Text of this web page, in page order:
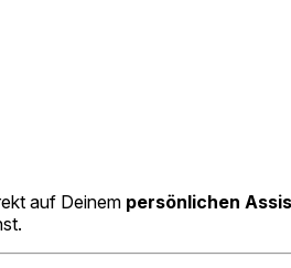
auf Deinem persönlichen